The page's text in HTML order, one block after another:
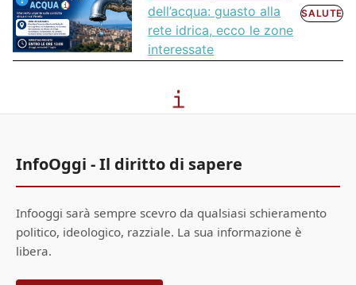
dell’acqua: guasto alla
rete idrica, ecco le zone
interessate
SALUTE
InfoOggi - Il diritto di sapere
Infooggi sarà sempre scevro da qualsiasi schieramento
politico, ideologico, razziale. La sua informazione è
libera.